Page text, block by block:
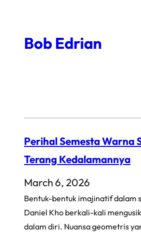
contentBob Edrian
Perihal Semesta Warna
Terang Kedalamannya
March 6, 2026
Bentuk-bentuk imajinatif dalam
Daniel Kho berkali-kali
dalam diri. Nuansa geometris